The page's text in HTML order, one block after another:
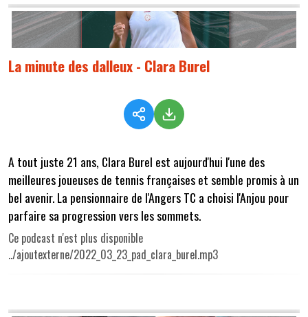
La minute des dalleux - Clara Burel
A tout juste 21 ans, Clara Burel est aujourd'hui l'une des
meilleures joueuses de tennis françaises et semble promis à un
bel avenir. La pensionnaire de l'Angers TC a choisi l'Anjou pour
parfaire sa progression vers les sommets.
Ce podcast n'est plus disponible
../ajoutexterne/2022_03_23_pad_clara_burel.mp3